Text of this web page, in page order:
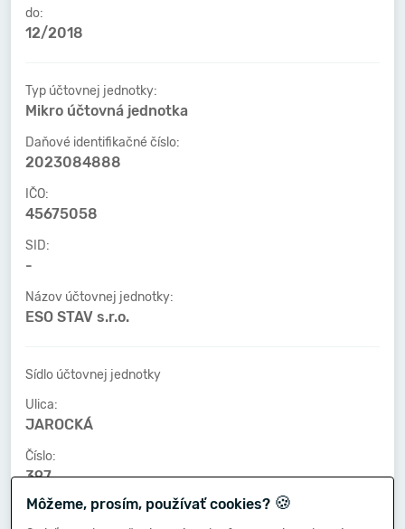
do:
12/2018
Typ účtovnej jednotky:
Mikro účtovná jednotka
Daňové identifikačné číslo:
2023084888
IČO:
45675058
SID:
-
Názov účtovnej jednotky:
ESO STAV s.r.o.
Sídlo účtovnej jednotky
Ulica:
JAROCKÁ
Číslo:
397
PSČ:
Môžeme, prosím, používať cookies? 🍪